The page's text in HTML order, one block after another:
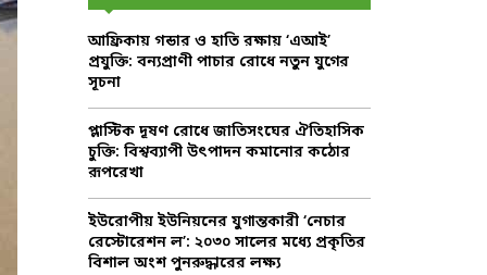
o
r
:
R
C
H
আফ্রিকায় গন্ডার ও হাতি রক্ষায় ‘এআই’
প্রযুক্তি: বন্যপ্রাণী পাচার রোধে নতুন যুগের
সূচনা
প্লাস্টিক দূষণ রোধে জাতিসংঘের ঐতিহাসিক
চুক্তি: বিশ্বব্যাপী উৎপাদন কমানোর কঠোর
রূপরেখা
ইউরোপীয় ইউনিয়নের যুগান্তকারী ‘নেচার
রেস্টোরেশন ল’: ২০৩০ সালের মধ্যে প্রকৃতির
বিশাল অংশ পুনরুদ্ধারের লক্ষ্য